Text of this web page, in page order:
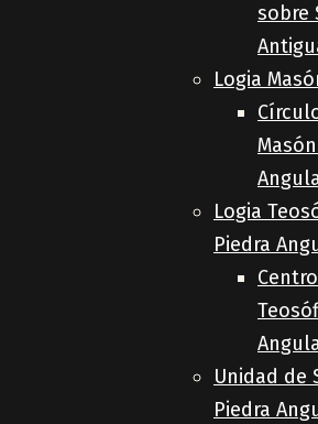
sobre
Logia
Logia
Piedra
Unidad de
Piedra